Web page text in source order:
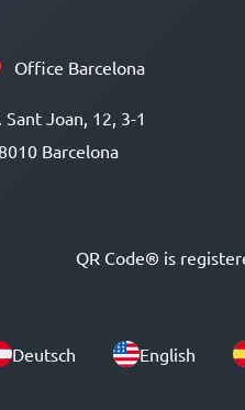
Office Barcelona
Sant Joan, 12, 3-1
Barcelona
QR Code® is
Deutsch English